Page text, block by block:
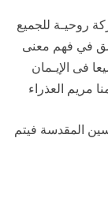
روحيـة للجميع
في فهم معنى
فى الإيـمان
مريم العذراء
المقدسة فيتم